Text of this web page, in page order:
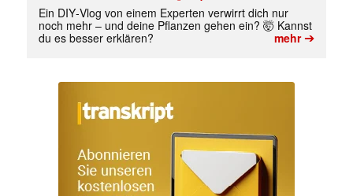
Ein DIY‑Vlog von einem Experten verwirrt dich nur
noch mehr – und deine Pflanzen gehen ein? 🤯 Kannst
du es besser erklären?
mehr➔